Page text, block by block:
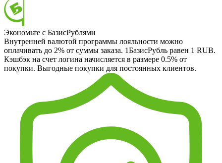
Экономьте с БазисРублями
Внутренней валютой программы лояльности можно
оплачивать до 2% от суммы заказа. 1БазисРубль равен 1 RUB.
Кэшбэк на счет логина начисляется в размере 0.5% от
покупки. Выгодные покупки для постоянных клиентов.